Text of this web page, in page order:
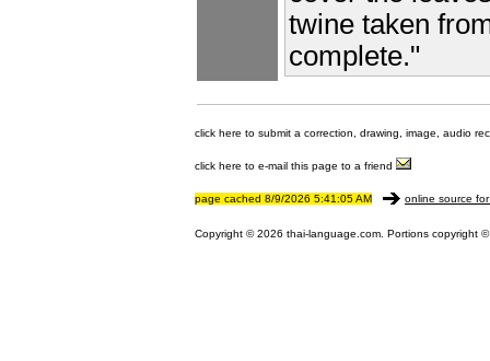
twine taken
complete."
click here to submit a correction, drawing, image, audio
click here to e-mail this page to a friend
page cached 8/9/2026 5:41:05 AM online source
Copyright © 2026 thai-language.com. Portions copyright